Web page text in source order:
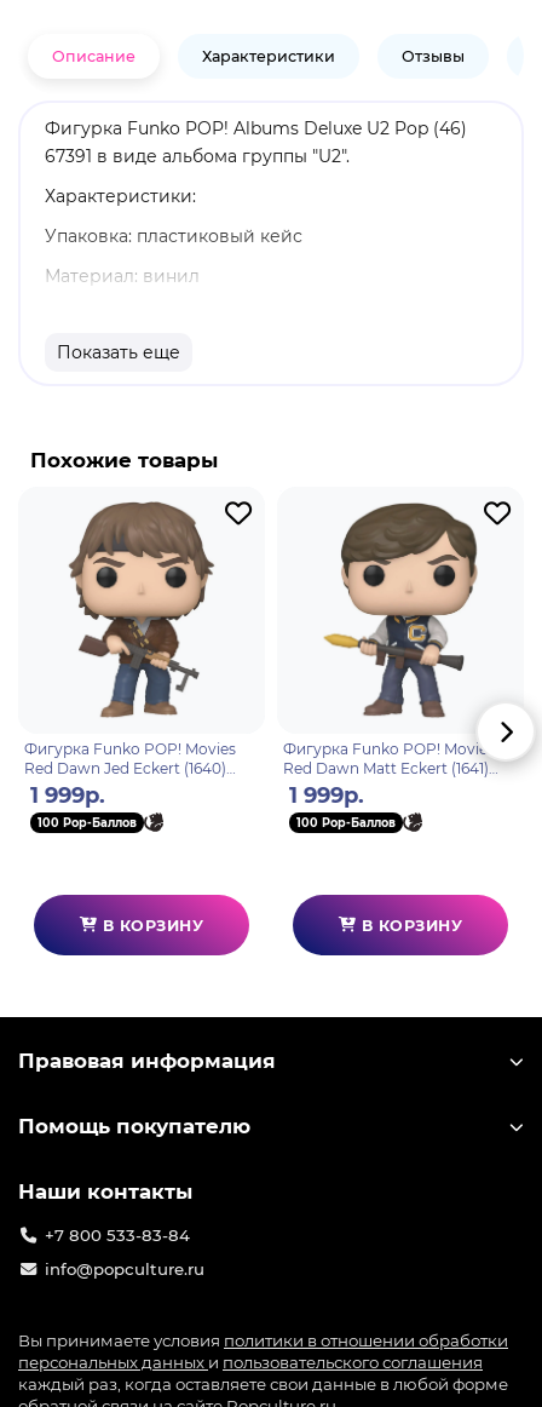
Описание Характеристики Отзывы
Фигурка Funko POP! Albums Deluxe U2 Pop (46)
67391 в виде альбома группы "U2".
Характеристики:
Упаковка: пластиковый кейс
Материал: винил
продукт
группы U2, выпущенный в марте 1997 года.
собой продолжение экспериментов группы с
электронной музыкой, из-за чего был
неоднозначно воспринят критиками и
поклонниками и стал одним из наиболее
провальных в истории U2.
Показать еще
Похожие товары
Фигурка Funko POP! Movies
Red Dawn Jed Eckert (1640)
81170
1 999р.
100 Pop-Баллов
В КОРЗИНУ
Фигурка Funko POP! Movies
Red Dawn Matt Eckert (1641)
81171
1 999р.
100 Pop-Баллов
В КОРЗИНУ
Правовая информация
Помощь покупателю
Наши контакты
+7 800 533-83-84
info@popculture.ru
Вы принимаете условия политики в отношении обработки
персональных данных и пользовательского соглашения
каждый раз, когда оставляете свои данные в любой форме